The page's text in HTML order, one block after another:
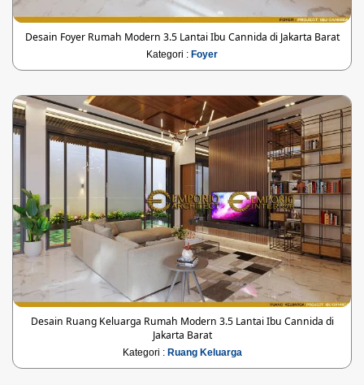
Desain Foyer Rumah Modern 3.5 Lantai Ibu Cannida di Jakarta Barat
Kategori : Foyer
Desain Ruang Keluarga Rumah Modern 3.5 Lantai Ibu Cannida di
Jakarta Barat
Kategori : Ruang Keluarga